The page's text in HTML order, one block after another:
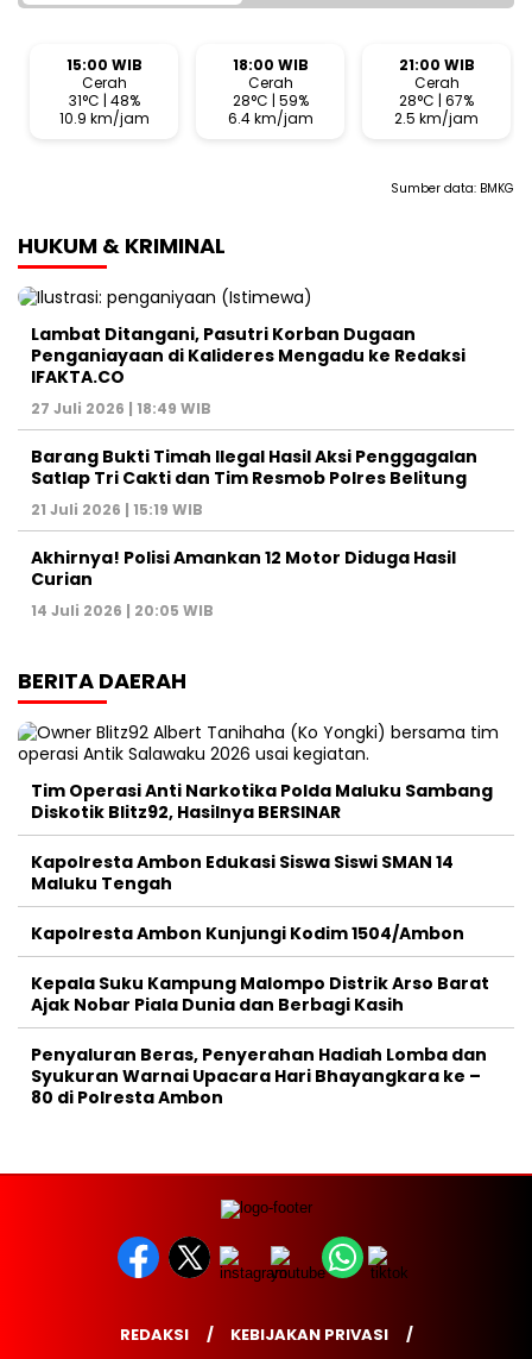
15:00 WIB
Cerah
31°C | 48%
10.9 km/jam
18:00 WIB
Cerah
28°C | 59%
6.4 km/jam
21:00 WIB
Cerah
28°C | 67%
2.5 km/jam
Sumber data: BMKG
HUKUM & KRIMINAL
Lambat Ditangani, Pasutri Korban Dugaan
Penganiayaan di Kalideres Mengadu ke Redaksi
IFAKTA.CO
27 Juli 2026 | 18:49 WIB
Barang Bukti Timah Ilegal Hasil Aksi Penggagalan
Satlap Tri Cakti dan Tim Resmob Polres Belitung
21 Juli 2026 | 15:19 WIB
Akhirnya! Polisi Amankan 12 Motor Diduga Hasil
Curian
14 Juli 2026 | 20:05 WIB
BERITA DAERAH
Tim Operasi Anti Narkotika Polda Maluku Sambang
Diskotik Blitz92, Hasilnya BERSINAR
Kapolresta Ambon Edukasi Siswa Siswi SMAN 14
Maluku Tengah
Kapolresta Ambon Kunjungi Kodim 1504/Ambon
Kepala Suku Kampung Malompo Distrik Arso Barat
Ajak Nobar Piala Dunia dan Berbagi Kasih
Penyaluran Beras, Penyerahan Hadiah Lomba dan
Syukuran Warnai Upacara Hari Bhayangkara ke –
80 di Polresta Ambon
REDAKSI
KEBIJAKAN PRIVASI